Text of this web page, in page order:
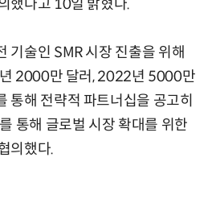
했다고 10일 밝혔다.
기술인 SMR 시장 진출을 위해
2000만 달러, 2022년 5000만
통해 전략적 파트너십을 공고히
통해 글로벌 시장 확대를 위한
의했다.